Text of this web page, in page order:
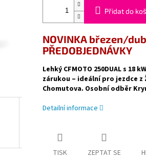
Přidat do
NOVINKA březen/
PŘEDOBJEDNÁVKY
Lehký CFMOTO 250DUAL s
zárukou – ideální pro jezdce z
Chomutova. Osobní odběr
Detailní informace
TISK ZEPTAT SE